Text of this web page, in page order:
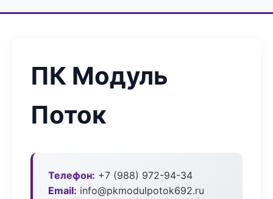
ПК Модуль
Поток
Телефон: +7 (988) 972-94-34
Email: info@pkmodulpotok692.ru